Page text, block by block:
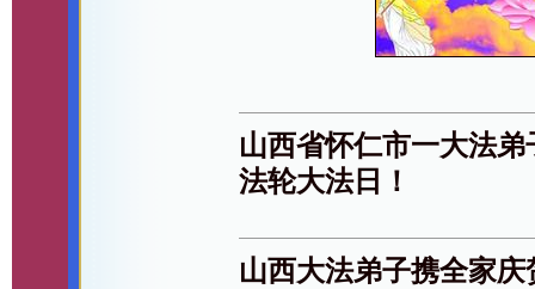
山西省怀仁市一大法
法轮大法日！
山西大法弟子携全家